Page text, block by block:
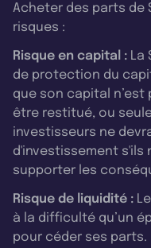
Acheter des parts de
risques :
Risque en capital : La
de protection du
que son capital
être restitué, ou
investisseurs ne
d'investissement s'ils
supporter les
Risque de liquidité :
à la difficulté qu’un
pour céder ses parts.